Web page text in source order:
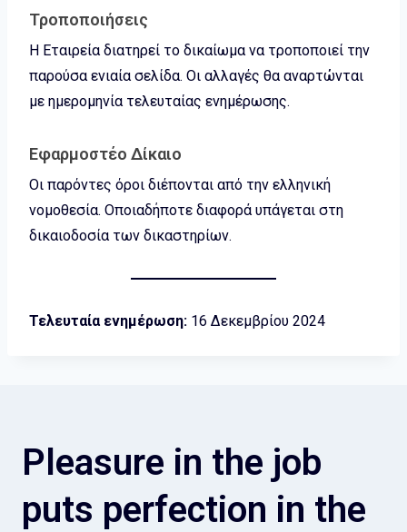
Τροποποιήσεις
Η Εταιρεία διατηρεί το δικαίωμα να τροποποιεί την
παρούσα ενιαία σελίδα. Οι αλλαγές θα αναρτώνται
με ημερομηνία τελευταίας ενημέρωσης.
Εφαρμοστέο Δίκαιο
Οι παρόντες όροι διέπονται από την ελληνική
νομοθεσία. Οποιαδήποτε διαφορά υπάγεται στη
δικαιοδοσία των δικαστηρίων.
Τελευταία ενημέρωση: 16 Δεκεμβρίου 2024
Pleasure in the job
puts perfection in the